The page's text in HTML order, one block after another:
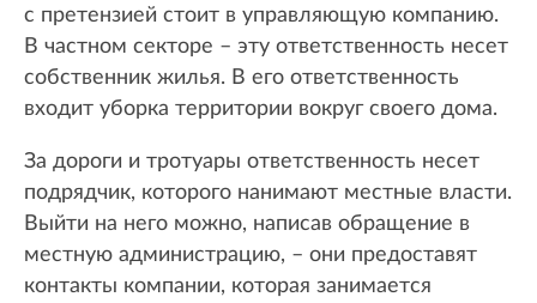
с претензией стоит в управляющую компанию.
В частном секторе – эту ответственность несет
собственник жилья. В его ответственность
входит уборка территории вокруг своего дома.
За дороги и тротуары ответственность несет
подрядчик, которого нанимают местные власти.
Выйти на него можно, написав обращение в
местную администрацию, – они предоставят
контакты компании, которая занимается